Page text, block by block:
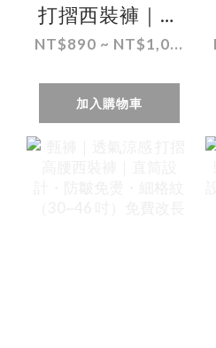
打摺西裝褲｜高
腰直筒・打摺設
（30~46 吋）免
費改長
NT$890 ~ NT$1,0...
加入購物車